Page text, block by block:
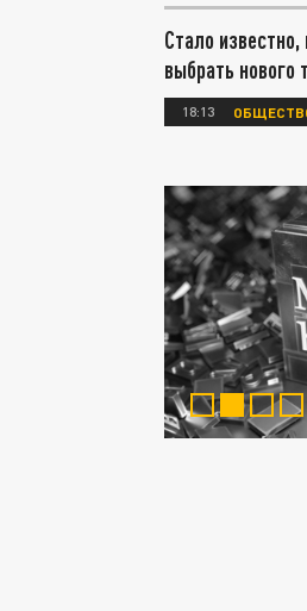
Стало
выбрать нового
18:13